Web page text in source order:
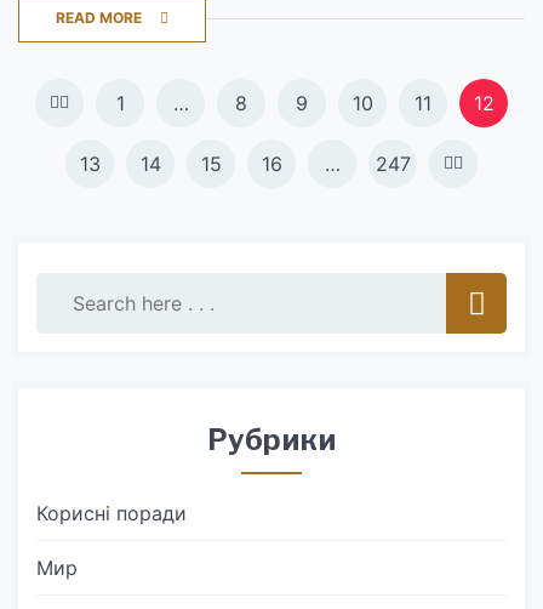
READ MORE
Навигация
записям
1 … 8 9 10 11 12
13 14 15 16 … 247
Рубрики
Корисні поради
Мир